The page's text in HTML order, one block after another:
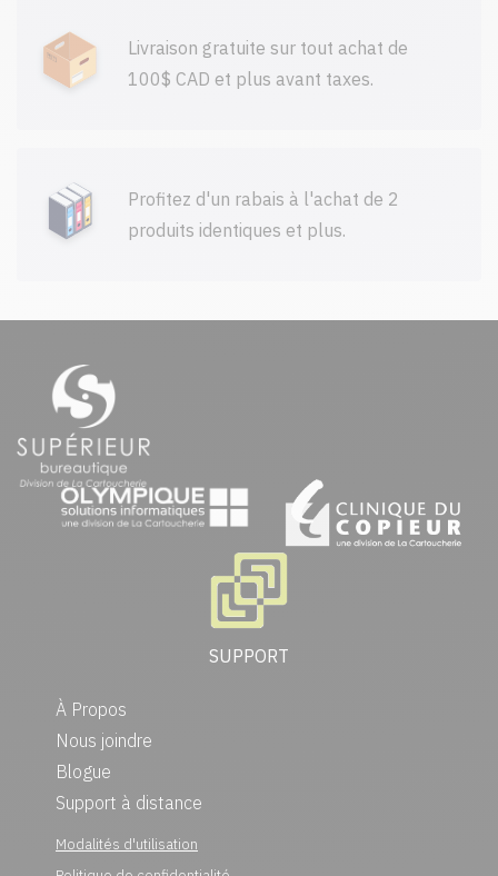
Livraison gratuite sur tout achat de
100$ CAD et plus avant taxes.
Profitez d'un rabais à l'achat de 2
produits identiques et plus.
SUPPORT
À Propos
Nous joindre
Blogue
Support à distance
Modalités d'utilisation